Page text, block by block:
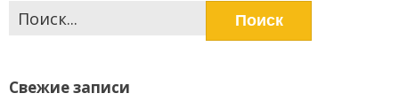
Найти:
Свежие записи